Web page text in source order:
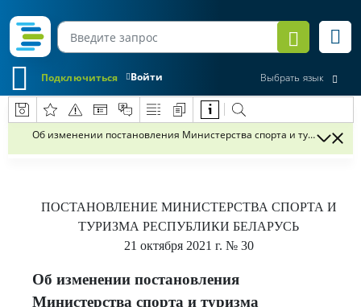
Войти
Подключиться Выбрать язык
Об изменении постановления Министерства спорта и туризма
ПОСТАНОВЛЕНИЕ МИНИСТЕРСТВА СПОРТА И
ТУРИЗМА РЕСПУБЛИКИ БЕЛАРУСЬ
21 октября 2021 г. № 30
Об изменении постановления
Министерства спорта и туризма